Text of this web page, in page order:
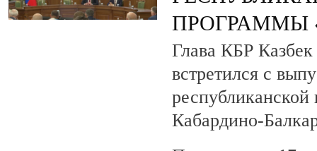
ПРОГРАММЫ
Глава КБР Казбек
встретился с
Кабардино-